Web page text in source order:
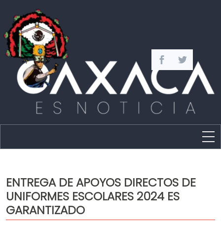
Capital
Policíaca
Cultura
ENTREGA DE APOYOS DIRECTOS DE
UNIFORMES ESCOLARES 2024 ES
GARANTIZADO